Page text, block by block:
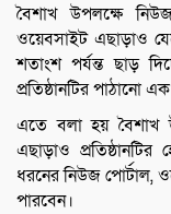
বৈশাখ উপলক্ষে
ওয়েবসাইট এছাড়াও
শতাংশ পর্যন্ত ছাড়
প্রতিষ্ঠানটির পাঠানো
এতে বলা হয় বৈশাখ
এছাড়াও
ধরনের নিউজ পোর্টাল,
পারবেন।